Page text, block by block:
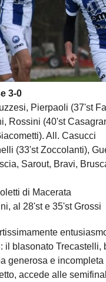
3-0
Pierpaoli (37'st
Rossini (40'st
All. Casucci
(33'st Zoccolanti),
Sarout, Bravi,
di Macerata
al 28'st e 35'st Grossi
il blasonato Trecastelli,
generosa e
accede alle